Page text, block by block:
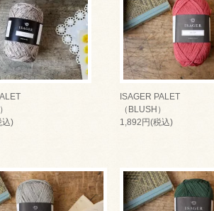
込)
ISAGER PALET
（BLUSH）
1,892円(税込)